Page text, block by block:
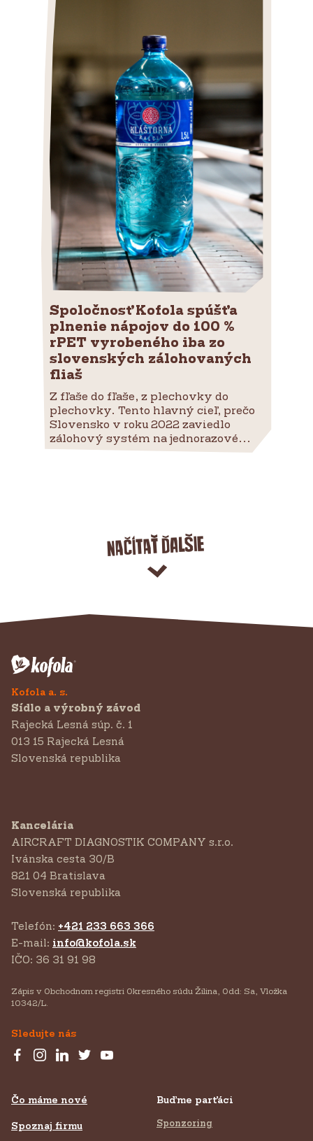
Spoločnosť Kofola spúšťa
plnenie nápojov do 100 %
rPET vyrobeného iba zo
slovenských zálohovaných
fliaš
Z fľaše do fľaše, z plechovky do
plechovky. Tento hlavný cieľ, prečo
Slovensko v roku 2022 zaviedlo
zálohový systém na jednorazové...
Načítať ďalšie
Kofola a. s.
Sídlo a výrobný závod
Rajecká Lesná súp. č. 1
013 15 Rajecká Lesná
Slovenská republika
Kancelária
AIRCRAFT DIAGNOSTIK COMPANY s.r.o.
‍Ivánska cesta 30/B
821 04 Bratislava
Slovenská republika
Telefón: +421 233 663 366
E-mail: info@kofola.sk
IČO: 36 31 91 98
Zápis v Obchodnom registri Okresného súdu Žilina, Odd: Sa, Vložka
10342/L.
Sledujte nás
Čo máme nové
Spoznaj firmu
Buďme parťáci
Sponzoring